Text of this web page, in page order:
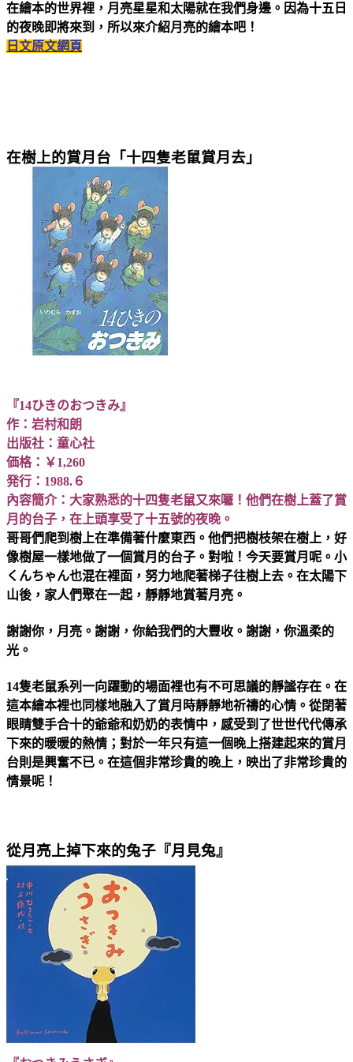
在繪本的世界裡，月亮星星和太陽就在我們身邊。因為十五日
的夜晚即將來到，所以來介紹月亮的繪本吧！
日文原文網頁
在樹上的賞月台「十四隻老鼠賞月去」
『14ひきのおつきみ』
作：岩村和朗
出版社：童心社
価格：￥1,260
発行：1988.６
內容簡介：大家熟悉的十四隻老鼠又來囉！他們在樹上蓋了賞
月的台子，在上頭享受了十五號的夜晚。
哥哥們爬到樹上在準備著什麼東西。他們把樹枝架在樹上，好
像樹屋一樣地做了一個賞月的台子。對啦！今天要賞月呢。小
くんちゃん也混在裡面，努力地爬著梯子往樹上去。在太陽下
山後，家人們聚在一起，靜靜地賞著月亮。
謝謝你，月亮。謝謝，你給我們的大豐收。謝謝，你溫柔的
光。
14隻老鼠系列一向躍動的場面裡也有不可思議的靜謐存在。在
這本繪本裡也同樣地融入了賞月時靜靜地祈禱的心情。從閉著
眼睛雙手合十的爺爺和奶奶的表情中，感受到了世世代代傳承
下來的暖暖的熱情；對於一年只有這一個晚上搭建起來的賞月
台則是興奮不已。在這個非常珍貴的晚上，映出了非常珍貴的
情景呢！
從月亮上掉下來的兔子『月見兔』